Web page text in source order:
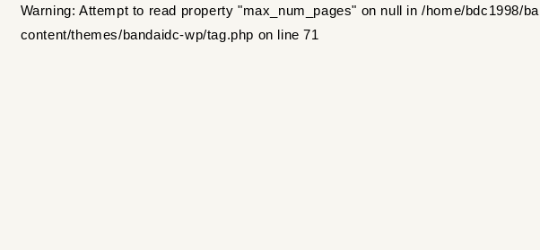
Warning: Attempt to read property "max_num_pages" on null in/home/bdc1998/
content/themes/bandaidc-wp/tag.php on line71